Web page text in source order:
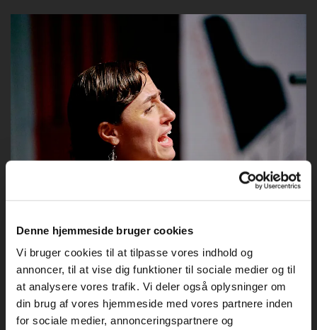
Denne hjemmeside bruger cookies
Vi bruger cookies til at tilpasse vores indhold og
annoncer, til at vise dig funktioner til sociale medier og til
at analysere vores trafik. Vi deler også oplysninger om
din brug af vores hjemmeside med vores partnere inden
for sociale medier, annonceringspartnere og